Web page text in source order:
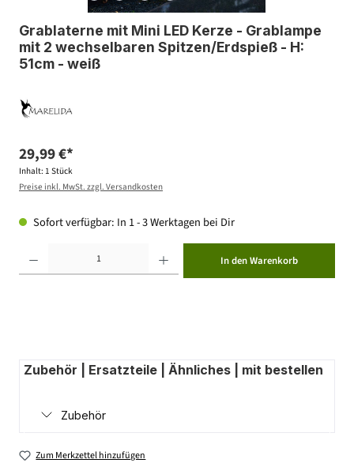
Grablaterne mit Mini LED Kerze - Grablampe
mit 2 wechselbaren Spitzen/Erdspieß - H:
51cm - weiß
29,99 €*
Inhalt: 1 Stück
Preise inkl. MwSt. zzgl. Versandkosten
Sofort verfügbar: In 1 - 3 Werktagen bei Dir
In den Warenkorb
Zubehör | Ersatzteile | Ähnliches | mit bestellen
Zubehör
Zum Merkzettel hinzufügen